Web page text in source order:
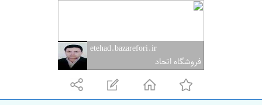
ص
ف
ه
etehad.bazarefori.ir
فروشگاه اتحاد